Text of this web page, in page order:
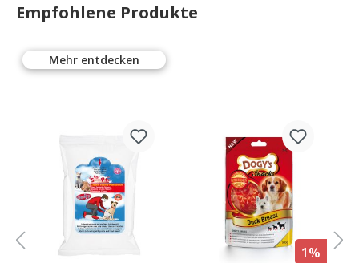
Empfohlene Produkte
Mehr entdecken
1%